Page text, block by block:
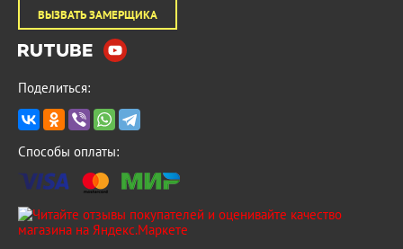
ВЫЗВАТЬ ЗАМЕРЩИКА
Поделиться:
Способы оплаты: